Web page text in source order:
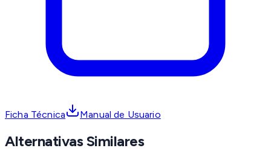
Ficha Técnica Manual de Usuario
Alternativas Similares